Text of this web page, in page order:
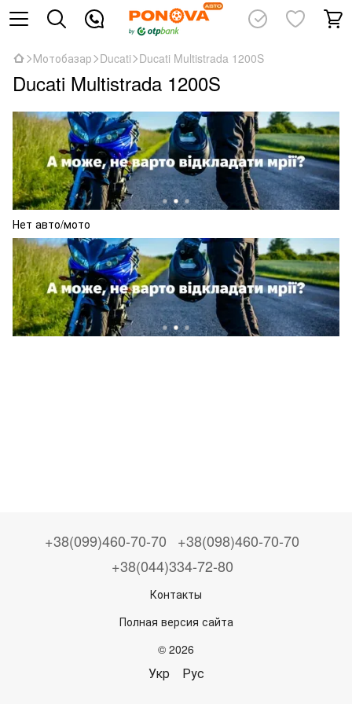
Мотобазар Ducati Ducati Multistrada 1200S
Ducati Multistrada 1200S
Нет авто/мото
+38(099)460-70-70
+38(098)460-70-70
+38(044)334-72-80
Контакты
Полная версия сайта
© 2026
Укр Рус